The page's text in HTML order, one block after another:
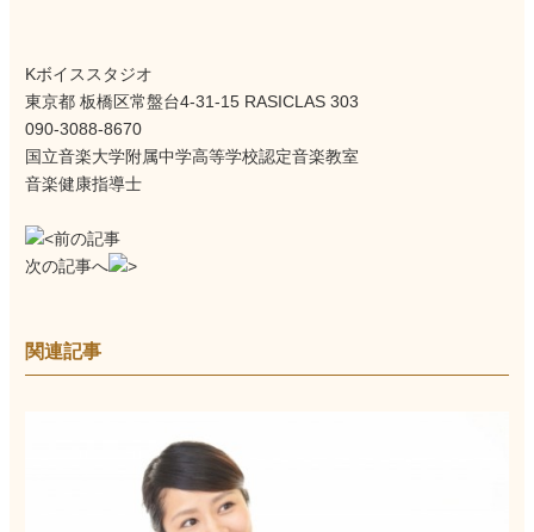
Kボイススタジオ
東京都 板橋区常盤台4-31-15 RASICLAS 303
090-3088-8670
国立音楽大学附属中学高等学校認定音楽教室
音楽健康指導士
前の記事
次の記事へ
関連記事